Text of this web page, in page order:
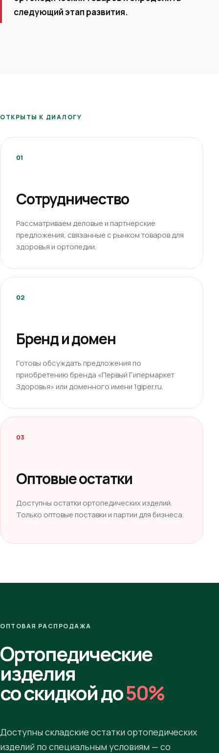
следующий этап развития.
ОТКРЫТЫ К ДИАЛОГУ
01
Сотрудничество
Рассматриваем деловые и партнерские
предложения, связанные с рынком товаров для
здоровья и ортопедии.
02
Бренд и домен
Готовы обсуждать предложения по
приобретению бренда «Первый Гипермаркет
Здоровья» или доменного имени 1giper.ru.
03
Оптовые остатки
Доступны остатки ортопедических изделий.
Только оптовые поставки и партии для бизнеса.
ОПТОВАЯ РАСПРОДАЖА
Ортопедические
изделия
со скидкой до50%
Доступны складские остатки ортопедических
изделий по специальным условиям — со